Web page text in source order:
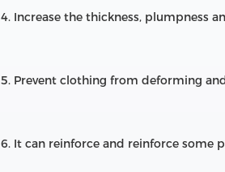
4. Increase the thickness, plumpness
5. Prevent clothing from deforming
6. It can reinforce and reinforce some